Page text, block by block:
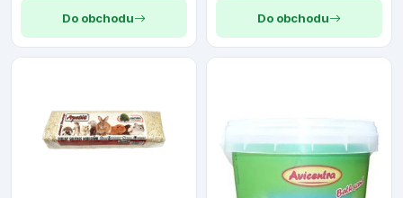
Do obchodu Do obchodu